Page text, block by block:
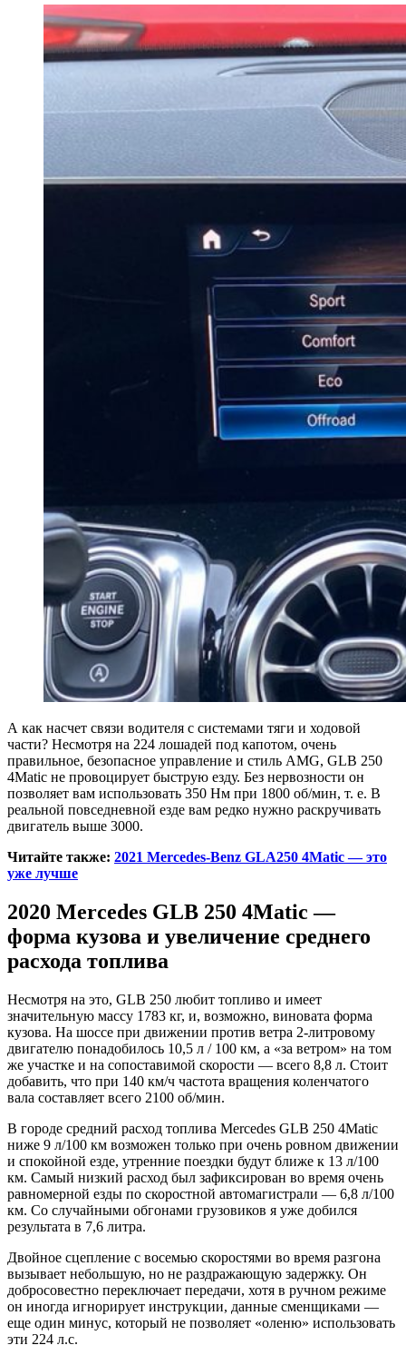
А как насчет связи водителя с системами тяги и ходовой
части? Несмотря на 224 лошадей под капотом, очень
правильное, безопасное управление и стиль AMG, GLB 250
4Matic не провоцирует быструю езду. Без нервозности он
позволяет вам использовать 350 Нм при 1800 об/мин, т. е. В
реальной повседневной езде вам редко нужно раскручивать
двигатель выше 3000.
Читайте также: 2021 Mercedes-Benz GLA250 4Matic — это
уже лучше
2020 Mercedes GLB 250 4Matic —
форма кузова и увеличение среднего
расхода топлива
Несмотря на это, GLB 250 любит топливо и имеет
значительную массу 1783 кг, и, возможно, виновата форма
кузова. На шоссе при движении против ветра 2-литровому
двигателю понадобилось 10,5 л / 100 км, а «за ветром» на том
же участке и на сопоставимой скорости — всего 8,8 л. Стоит
добавить, что при 140 км/ч частота вращения коленчатого
вала составляет всего 2100 об/мин.
В городе средний расход топлива Mercedes GLB 250 4Matic
ниже 9 л/100 км возможен только при очень ровном движении
и спокойной езде, утренние поездки будут ближе к 13 л/100
км. Самый низкий расход был зафиксирован во время очень
равномерной езды по скоростной автомагистрали — 6,8 л/100
км. Со случайными обгонами грузовиков я уже добился
результата в 7,6 литра.
Двойное сцепление с восемью скоростями во время разгона
вызывает небольшую, но не раздражающую задержку. Он
добросовестно переключает передачи, хотя в ручном режиме
он иногда игнорирует инструкции, данные сменщиками —
еще один минус, который не позволяет «оленю» использовать
эти 224 л.с.